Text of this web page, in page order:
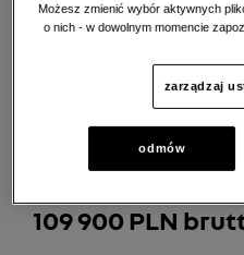
RENAULT TRAFIC
Trafic Kombi 2.0 Blue
109 900 PLN
Możesz zmienić wybór aktywnych
o nich - w dowolnym momencie
zarządzaj
odmów